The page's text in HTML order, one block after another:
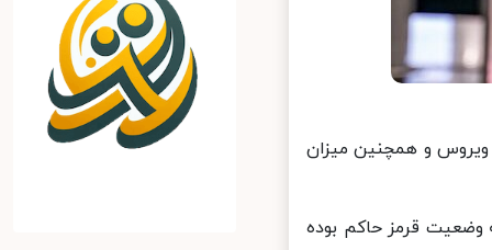
و همچنین میزان
قرمز حاکم بوده